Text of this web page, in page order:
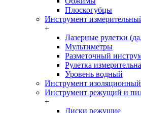
Плоскогубцы
Инструмент
+
Лазерные рулетки
Мультиметры
Разметочный
Рулетка
Уровень водный
Инструмент изоляционный
Инструмент режущий и
+
Диски режущие